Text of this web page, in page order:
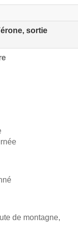
sortie
de montagne,